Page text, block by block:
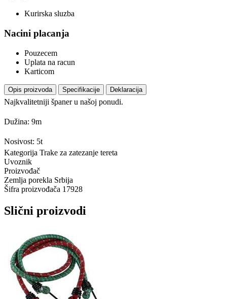
Kurirska sluzba
Nacini placanja
Pouzecem
Uplata na racun
Karticom
Opis proizvoda Specifikacije Deklaracija
Najkvalitetniji španer u našoj ponudi.
Dužina: 9m
Nosivost: 5t
Kategorija Trake za zatezanje tereta
Uvoznik
Proizvođač
Zemlja porekla Srbija
Šifra proizvođača 17928
Slični proizvodi